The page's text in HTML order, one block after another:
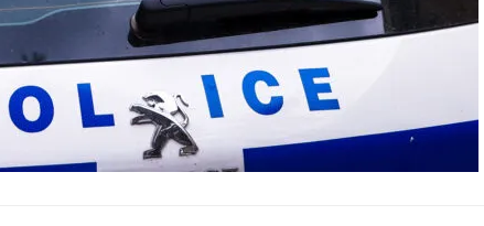
Βασίλειο και Αυστραλία
– Άμεση κινητοποίηση Λιμενικού και Πυροσβεστικής